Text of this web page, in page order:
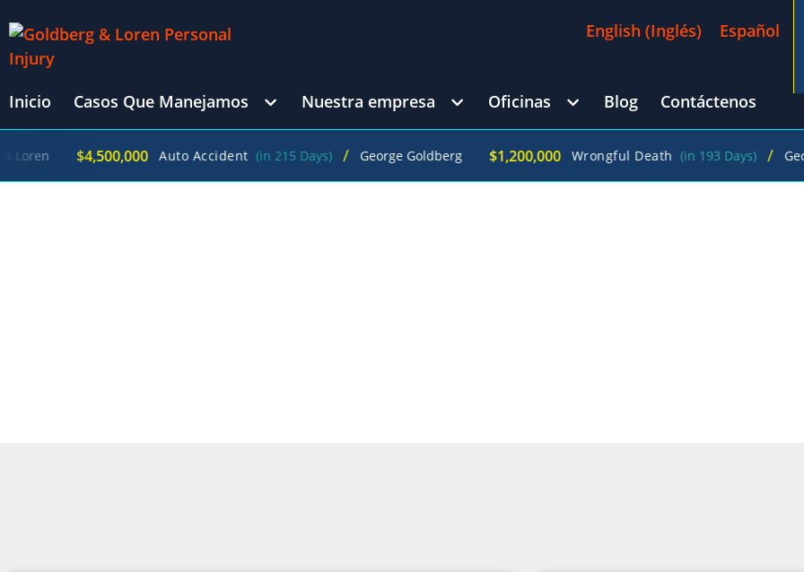
English (Inglés) Español
Inicio Casos Que Manejamos Nuestra empresa Oficinas Blog Contáctenos
$4,500,000 Auto Accident (in 215 Days) / George Goldberg $1,200,000 Wrongful Death (in 193 Days) / George